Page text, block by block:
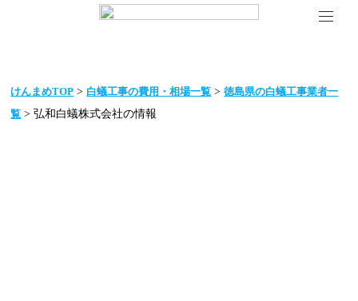
けんまめTOP > 白蟻工事の費用・相場一覧 >徳島県の白蟻工事業者一
覧 > 弘和白蟻株式会社の情報